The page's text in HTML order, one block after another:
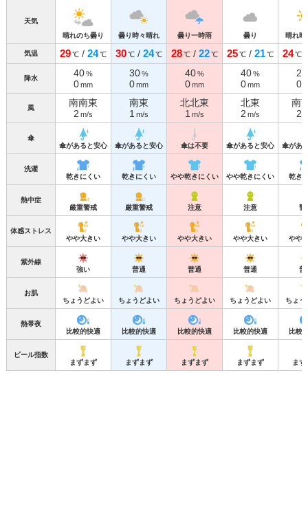
天気
晴れのち曇り
曇り時々晴れ 曇り一時雨 曇り 晴れ時
気温 29℃/ 24℃ 30℃/ 24℃ 28℃/ 22℃ 25℃/ 21℃ 24℃
降水 40%
0mm
30%
0mm
40%
0mm
40%
0mm
20
0
風
南南東
2 m/s
南東
1 m/s
北北東
1 m/s
北東
2 m/s
南
2
傘
傘があると安心
傘があると安心 傘は不要 傘があると安心 傘があ
洗濯
乾きにくい
乾きにくい やや乾きにくい やや乾きにくい 乾き
熱中症
厳重警戒
厳重警戒 注意 注意 警
体感ストレス
やや大きい
やや大きい やや大きい やや大きい やや
紫外線
強い
普通 普通 普通 普
お肌
ちょうどよい
ちょうどよい ちょうどよい ちょうどよい ちょう
熱帯夜
比較的快適
比較的快適 比較的快適 比較的快適 比較
ビール指数
まずまず
まずまず まずまず まずまず まず